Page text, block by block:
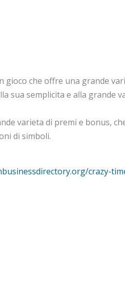
gioco che offre una grande
sua semplicita e alla grande
varieta di premi e bonus,
di simboli.
crazy-